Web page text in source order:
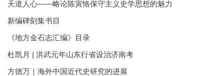
天道人心——略论陈寅恪保守主义史学思想的魅力
新编碑刻集书目
《地方金石志汇编》目录
杜凯月 | 洪武元年山东行省设治济南考
方徳万｜海外中国近代史研究的进展